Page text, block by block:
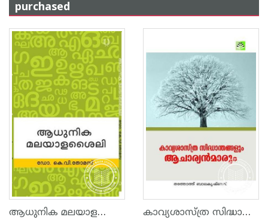
purchased
ആധുനിക മലയാളശൈലി കാവ്യശാസ്ത്ര സിദ്ധാന്തങ്ങളും ആചാര്യന്മാരും